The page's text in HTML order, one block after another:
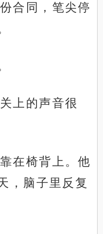
合同，笔尖停
上的声音很
在椅背上。他
，脑子里反复